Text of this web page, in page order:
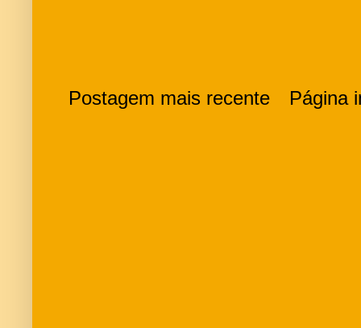
Postagem mais recente Página